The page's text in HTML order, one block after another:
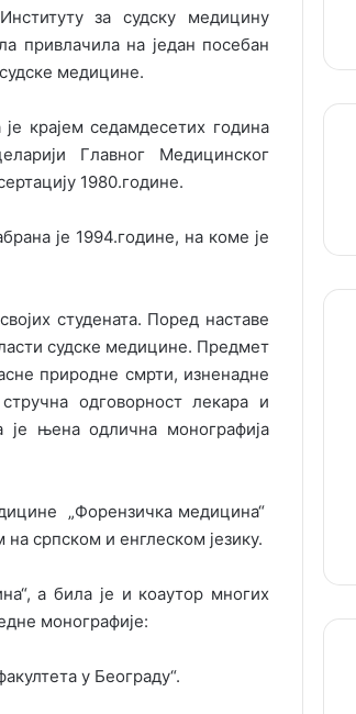
за судску медицину
привлачила на један посебан
медицине.
крајем седамдесетих година
Главног Медицинског
1980.године.
је 1994.године, на коме је
студената. Поред наставе
судске медицине. Предмет
природне смрти, изненадне
одговорност лекара и
је њена одлична монографија
„Форензичка медицина“
српском и енглеском језику.
а била је и коаутор многих
монографије:
у Београду“.